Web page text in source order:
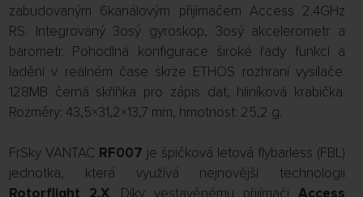
zabudovaným 6kanálovým přijímačem Access 2.4GHz
RS. Integrovaný 3osý gyroskop, 3osý akcelerometr a
barometr. Pohodlná konfigurace široké řady funkcí a
ladění v reálném čase skrze ETHOS rozhraní vysílače.
128MB černá skříňka pro zápis dat, hliníková krabička.
Rozměry: 43,5×31,2×13,7 mm, hmotnost: 25,2 g.
FrSky VANTAC RF007 je špičková letová flybarless (FBL)
jednotka, která využívá nejnovější technologii
Rotorflight 2.X. Díky vestavěnému přijímači Access